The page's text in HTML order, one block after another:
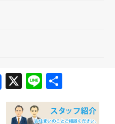
X Li
n
e
共
有